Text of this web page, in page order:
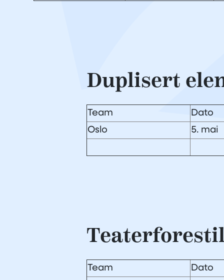
Duplisert
Team
Dato
Oslo
5. mai
Team
Dato